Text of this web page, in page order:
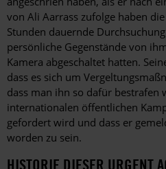
von Ali Aarrass zufolge haben
Stunden dauernde
persönliche Gegenstände von
Kamera abgeschaltet hatten.
dass es sich um
dass man ihn so dafür bestrafen
internationalen öffentlichen
gefordert wird und dass er
worden zu sein.
HISTORIE DIESER URGENT